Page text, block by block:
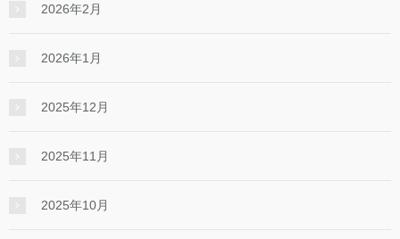
2026年2月
2026年1月
2025年12月
2025年11月
2025年10月